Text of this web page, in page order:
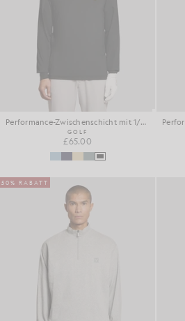
Performance-Zwischenschicht mit 1/4-Reißverschluss
GOLF
£65.00
50% RABATT